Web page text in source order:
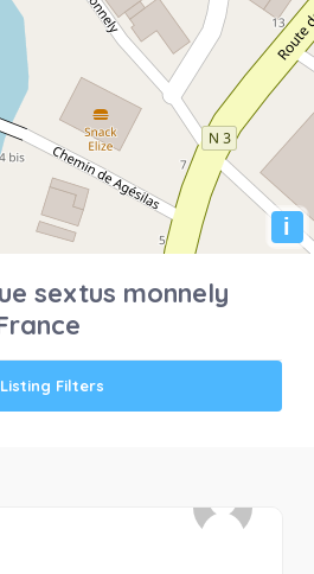
i
sextus monnely
Listing Filters